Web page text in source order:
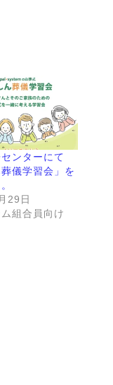
ンターにて
葬儀学習会」を
29日
組合員向け